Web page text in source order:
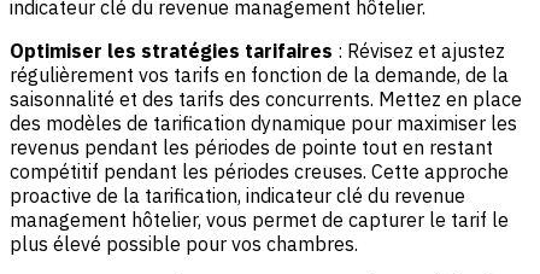
indicateur clé du revenue management hôtelier.
Optimiser les stratégies tarifaires : Révisez et ajustez
régulièrement vos tarifs en fonction de la demande, de la
saisonnalité et des tarifs des concurrents. Mettez en place
des modèles de tarification dynamique pour maximiser les
revenus pendant les périodes de pointe tout en restant
compétitif pendant les périodes creuses. Cette approche
proactive de la tarification, indicateur clé du revenue
management hôtelier, vous permet de capturer le tarif le
plus élevé possible pour vos chambres.